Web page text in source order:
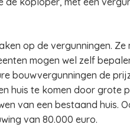
op de vergunningen.
mogen wel zelf
bouwvergunningen de
huis te komen door grote
van een bestaand huis.
van 80.000 euro.